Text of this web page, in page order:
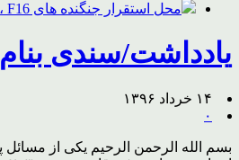
محل استقرار جنگنده های F35، F15، F16 آمریکایی منهدم شد
یادداشت/سندی بنام 2030
۱۴ خرداد ۱۳۹۶
۰